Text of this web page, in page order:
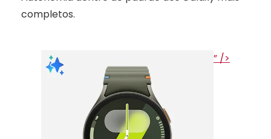
completos.
” />